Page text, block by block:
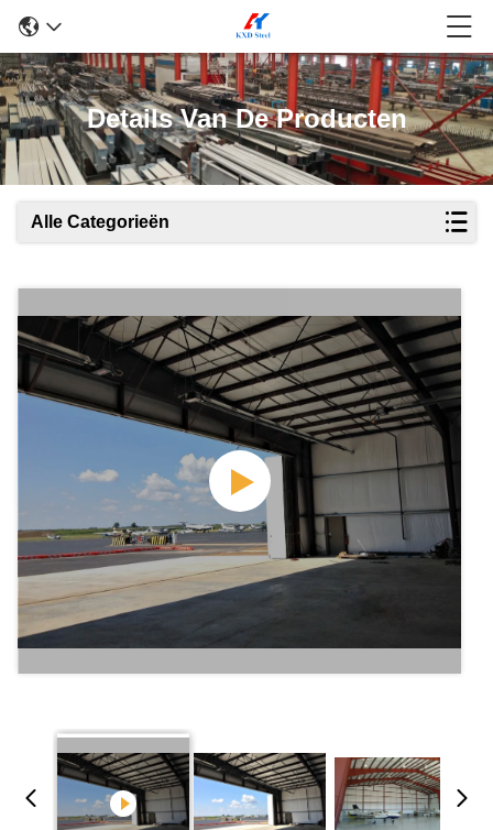
Details Van De Producten
Alle Categorieën